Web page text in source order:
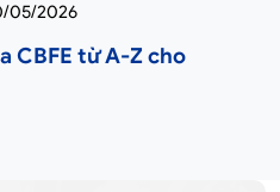
05/2026
CBFE từ A-Z cho